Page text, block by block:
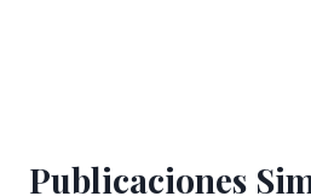
Publicaciones